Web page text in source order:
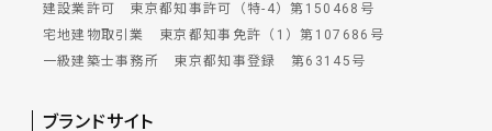
建設業許可 東京都知事許可（特-4）第150468号
宅地建物取引業 東京都知事免許（1）第107686号
一級建築士事務所 東京都知事登録 第63145号
ブランドサイト